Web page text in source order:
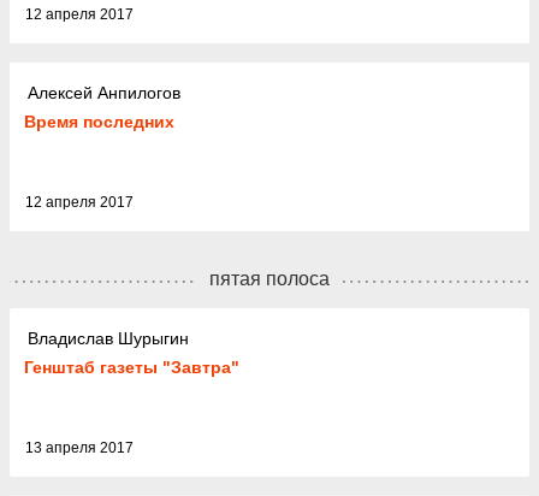
12 апреля 2017
Алексей Анпилогов
Время последних
12 апреля 2017
пятая полоса
Владислав Шурыгин
Генштаб газеты "Завтра"
13 апреля 2017